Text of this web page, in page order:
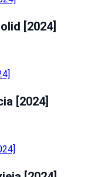
[2024]
[2024]